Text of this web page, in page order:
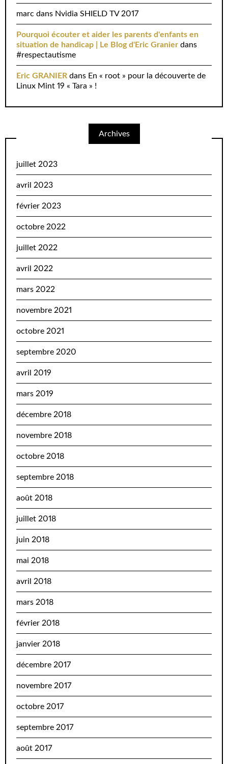
marc dans Nvidia SHIELD TV 2017
Pourquoi écouter et aider les parents d'enfants en
situation de handicap | Le Blog d'Eric Granier dans
#respectautisme
Eric GRANIER dans En « root » pour la découverte de
Linux Mint 19 « Tara » !
Archives
juillet 2023
avril 2023
février 2023
octobre 2022
juillet 2022
avril 2022
mars 2022
novembre 2021
octobre 2021
septembre 2020
avril 2019
mars 2019
décembre 2018
novembre 2018
octobre 2018
septembre 2018
août 2018
juillet 2018
juin 2018
mai 2018
avril 2018
mars 2018
février 2018
janvier 2018
décembre 2017
novembre 2017
octobre 2017
septembre 2017
août 2017